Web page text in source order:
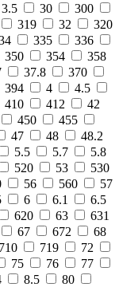
3.5 30
300
319 32
320
335
336
350 354
358
37.8
370
394 4
4.5
410 412
42
450
455
47 48
48.2
5.5 5.7
5.8
520 53
530
56 560
57
6 6.1
6.5
620 63
631
67 672
68
710 719
72
75 76
77
8.5
80